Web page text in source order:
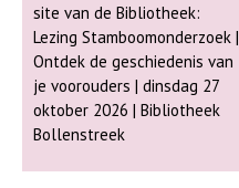
site van de Bibliotheek:
Lezing Stamboomonderzoek |
Ontdek de geschiedenis van
je voorouders | dinsdag 27
oktober 2026 | Bibliotheek
Bollenstreek